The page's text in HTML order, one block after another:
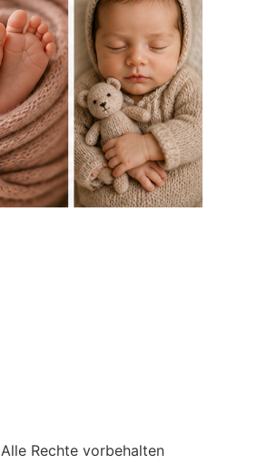
Alle Rechte vorbehalten